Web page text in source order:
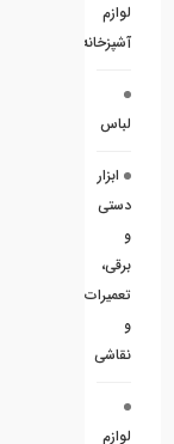
لوازم
آشپزخانه
لباس
ابزار
دستی
و
برقی،
تعمیرات
و
نقاشی
لوازم